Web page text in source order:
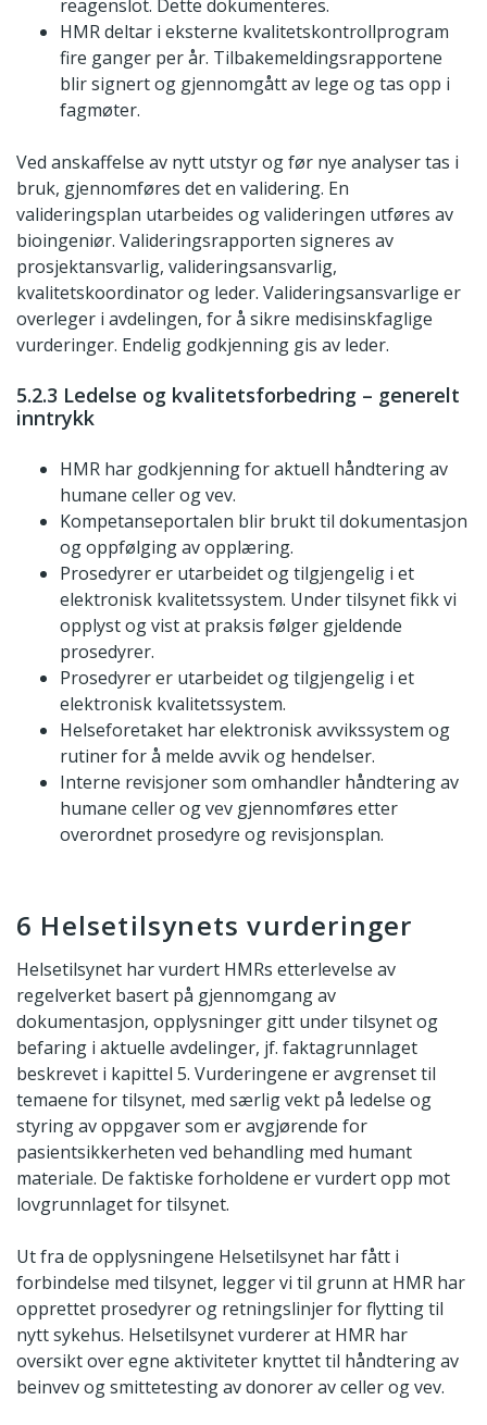
reagenslot. Dette dokumenteres.
HMR deltar i eksterne kvalitetskontrollprogram
fire ganger per år. Tilbakemeldingsrapportene
blir signert og gjennomgått av lege og tas opp i
fagmøter.
Ved anskaffelse av nytt utstyr og før nye analyser tas i
bruk, gjennomføres det en validering. En
valideringsplan utarbeides og valideringen utføres av
bioingeniør. Valideringsrapporten signeres av
prosjektansvarlig, valideringsansvarlig,
kvalitetskoordinator og leder. Valideringsansvarlige er
overleger i avdelingen, for å sikre medisinskfaglige
vurderinger. Endelig godkjenning gis av leder.
5.2.3 Ledelse og kvalitetsforbedring – generelt
inntrykk
HMR har godkjenning for aktuell håndtering av
humane celler og vev.
Kompetanseportalen blir brukt til dokumentasjon
og oppfølging av opplæring.
Prosedyrer er utarbeidet og tilgjengelig i et
elektronisk kvalitetssystem. Under tilsynet fikk vi
opplyst og vist at praksis følger gjeldende
prosedyrer.
Prosedyrer er utarbeidet og tilgjengelig i et
elektronisk kvalitetssystem.
Helseforetaket har elektronisk avvikssystem og
rutiner for å melde avvik og hendelser.
Interne revisjoner som omhandler håndtering av
humane celler og vev gjennomføres etter
overordnet prosedyre og revisjonsplan.
6 Helsetilsynets vurderinger
Helsetilsynet har vurdert HMRs etterlevelse av
regelverket basert på gjennomgang av
dokumentasjon, opplysninger gitt under tilsynet og
befaring i aktuelle avdelinger, jf. faktagrunnlaget
beskrevet i kapittel 5. Vurderingene er avgrenset til
temaene for tilsynet, med særlig vekt på ledelse og
styring av oppgaver som er avgjørende for
pasientsikkerheten ved behandling med humant
materiale. De faktiske forholdene er vurdert opp mot
lovgrunnlaget for tilsynet.
Ut fra de opplysningene Helsetilsynet har fått i
forbindelse med tilsynet, legger vi til grunn at HMR har
opprettet prosedyrer og retningslinjer for flytting til
nytt sykehus. Helsetilsynet vurderer at HMR har
oversikt over egne aktiviteter knyttet til håndtering av
beinvev og smittetesting av donorer av celler og vev.